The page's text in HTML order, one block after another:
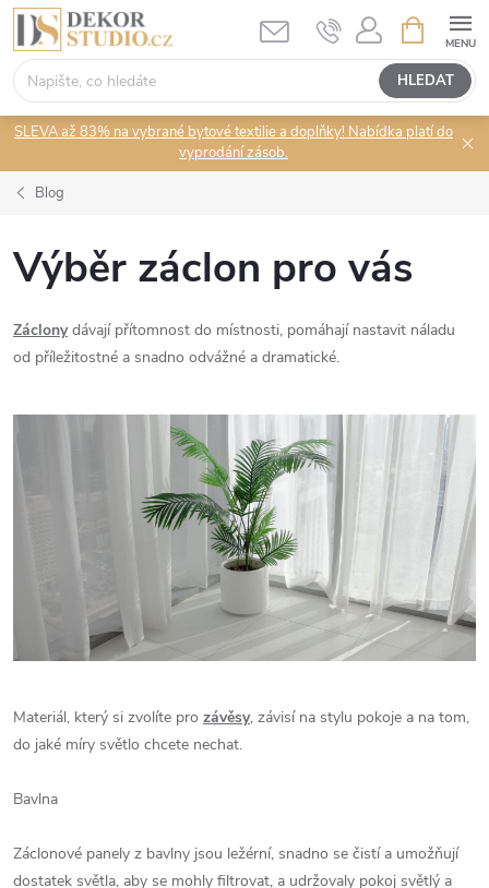
Přejít
obsah
HLEDAT
NÁKUPNÍ
KOŠÍK
SLEVA až 83% na vybrané bytové textilie a doplňky! Nabídka platí do
vyprodání zásob.
Blog
Výběr záclon pro vás
Záclonydávají přítomnost do místnosti, pomáhají nastavit náladu
od příležitostné a snadno odvážné a dramatické.
Materiál, který si zvolíte pro závěsy, závisí na stylu pokoje a na tom,
do jaké míry světlo chcete nechat.
Bavlna
Záclonové panely z bavlny jsou ležérní, snadno se čistí a umožňují
dostatek světla, aby se mohly filtrovat, a udržovaly pokoj světlý a